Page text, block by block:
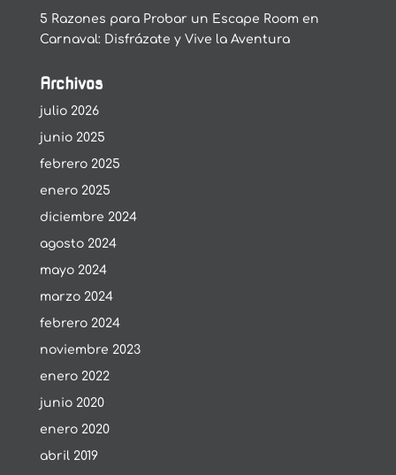
5 Razones para Probar un Escape Room en
Carnaval: Disfrázate y Vive la Aventura
Archivos
julio 2026
junio 2025
febrero 2025
enero 2025
diciembre 2024
agosto 2024
mayo 2024
marzo 2024
febrero 2024
noviembre 2023
enero 2022
junio 2020
enero 2020
abril 2019